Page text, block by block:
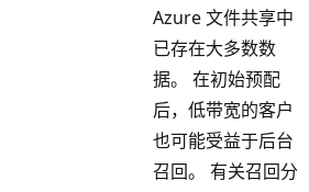
Azure 文件共享中
已存在大多数数
据。 在初始预配
后，低带宽的客户
也可能受益于后台
召回。 有关召回分